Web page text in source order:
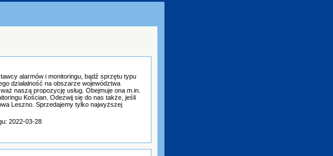
alarmów i monitoringu, bądź sprzętu typu
działalność na obszarze województwa
naszą propozycję usług. Obejmuje ona m.in.
Kościan. Odezwij się do nas także, jeśli
Leszno. Sprzedajemy tylko najwyższej
2022-03-28